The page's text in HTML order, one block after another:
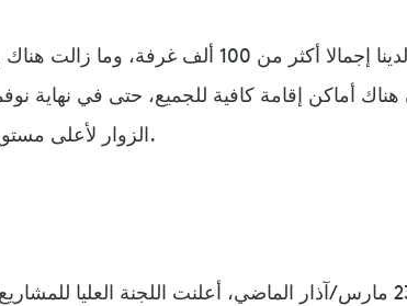
وقال "لدينا إجمالا أكثر من 100 ألف
أماكن إقامة كافية للجميع، حتى في نهاية
الزوار لأعلى مستوياته خلال دور المجموعات بالبطولة.
ويوم 23 مارس/آذار الماضي، أعلنت اللجنة العليا